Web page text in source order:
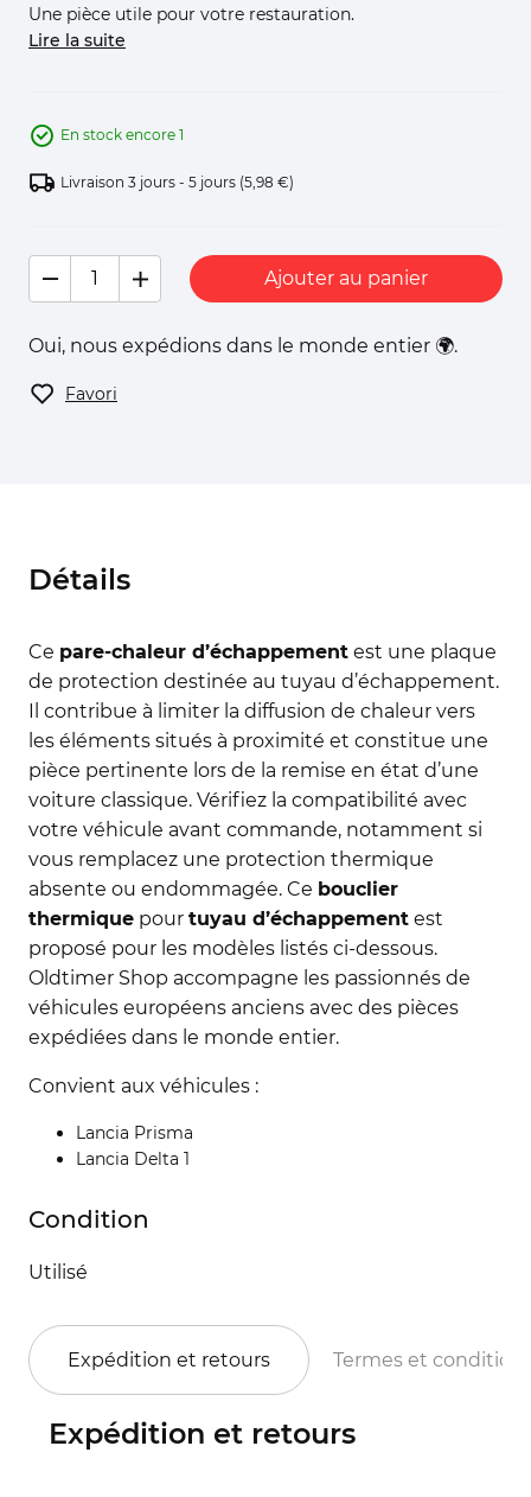
Une pièce utile pour votre restauration.
Lire la suite
En stock encore 1
Livraison 3 jours - 5 jours (5,98 €)
Ajouter au panier
Oui, nous expédions dans le monde entier 🌍.
Favori
Détails
Ce pare-chaleur d’échappement est une plaque
de protection destinée au tuyau d’échappement.
Il contribue à limiter la diffusion de chaleur vers
les éléments situés à proximité et constitue une
pièce pertinente lors de la remise en état d’une
voiture classique. Vérifiez la compatibilité avec
votre véhicule avant commande, notamment si
vous remplacez une protection thermique
absente ou endommagée. Ce bouclier
thermique pour tuyau d’échappement est
proposé pour les modèles listés ci-dessous.
Oldtimer Shop accompagne les passionnés de
véhicules européens anciens avec des pièces
expédiées dans le monde entier.
Convient aux véhicules :
Lancia Prisma
Lancia Delta 1
Condition
Utilisé
Expédition et retours Termes et
Expédition et retours